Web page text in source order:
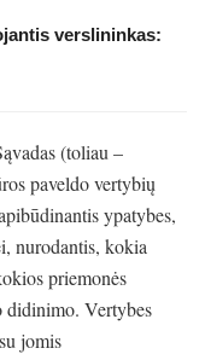
verslininkas:
(toliau –
paveldo vertybių
ypatybes,
nurodantis, kokia
priemonės
didinimo. Vertybes
jomis